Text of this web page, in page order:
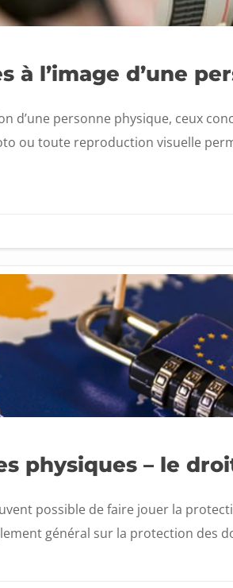
à l’image d’une
d’une personne physique, ceux
ou toute reproduction visuelle
physiques – le
possible de faire jouer la
général sur la protection des